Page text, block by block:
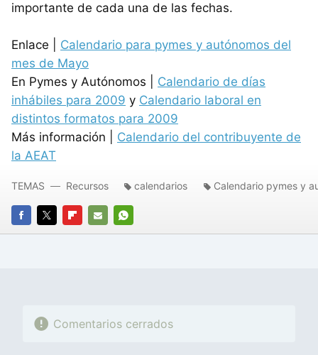
importante de cada una de las fechas.
Enlace | Calendario para pymes y autónomos del
mes de Mayo
En Pymes y Autónomos | Calendario de días
inhábiles para 2009 y Calendario laboral en
distintos formatos para 2009
Más información | Calendario del contribuyente de
la AEAT
FACEBOOK
TWITTERFLIPBOARD
E-
WHATSAPP
TEMAS Recursos calendarios Calendario pymes y
Comentarios cerrados